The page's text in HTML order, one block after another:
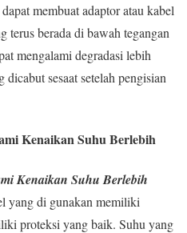
membuat adaptor atau kabel
terus berada di bawah tegangan
mengalami degradasi lebih
sesaat setelah pengisian
Kenaikan Suhu Berlebih
Kenaikan Suhu Berlebih
yang di gunakan memiliki
proteksi yang baik. Suhu yang